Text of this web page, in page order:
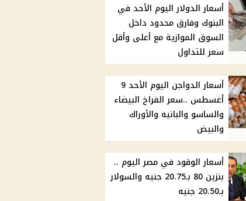
أسعار الدولار اليوم الأحد في
البنوك وفارق محدود داخل
السوق الموازية مع أعلى وأقل
سعر للتداول
أسعار الدواجن اليوم الأحد 9
أغسطس ..سعر الفراخ البيضاء
والساسو والبانيه والأوراك
والبيض
أسعار الوقود في مصر اليوم ..
بنزين 80 بـ20.75 جنيه والسولار
بـ20.50 جنيه